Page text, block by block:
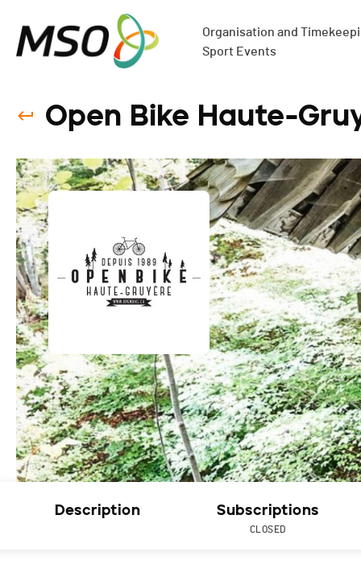
Organisation and
Sport Events
Open Bike Haute-
Description Subscriptions
CLOSED